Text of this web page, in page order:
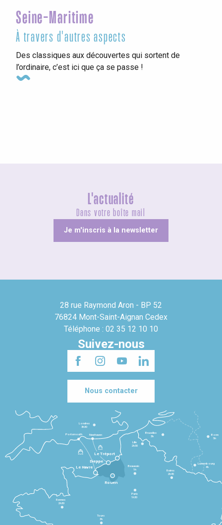
Seine-Maritime
À travers d'autres aspects
Des classiques aux découvertes qui sortent de
l’ordinaire, c’est ici que ça se passe !
L'actualité
Dans votre boîte mail
Je m'inscris à la newsletter
28 rue Raymond Aron - BP 52
76824 Mont-Saint-Aignan Cedex
Téléphone : 02 35 12 10 10
Suivez-nous
Nous contacter
Le Havre
Dieppe
Le Tréport
Rennes
2h30
Tours
3h
Paris
1h30
Beauvais
1h
Reims
2h45
Lille
2h30
Bruxelles
3h
Londres
3h30
Newhaven
Portsmouth
Bonn
5h
Luxembourg
4h
Rouen